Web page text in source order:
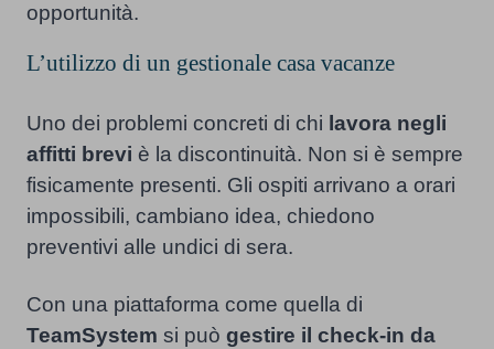
opportunità.
L’utilizzo di un gestionale casa vacanze
Uno dei problemi concreti di chi lavora negli
affitti brevi è la discontinuità. Non si è sempre
fisicamente presenti. Gli ospiti arrivano a orari
impossibili, cambiano idea, chiedono
preventivi alle undici di sera.
Con una piattaforma come quella di
TeamSystem si può gestire il check-in da